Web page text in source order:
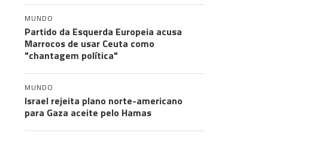
MUNDO
Partido da Esquerda Europeia acusa
Marrocos de usar Ceuta como
"chantagem política"
MUNDO
Israel rejeita plano norte-americano
para Gaza aceite pelo Hamas